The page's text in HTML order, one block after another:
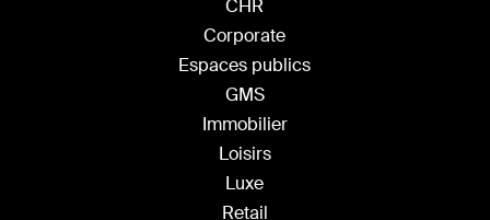
CHR
Corporate
Espaces publics
GMS
Immobilier
Loisirs
Luxe
Retail